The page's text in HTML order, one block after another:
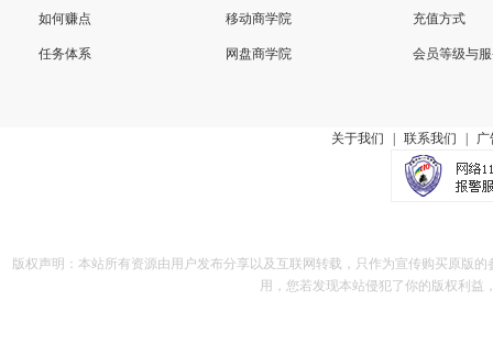
如何赚点
任务体系
移动商学院
网盘商学院
充值方式
会员等级与
关于我们 联系我们 广
版权声明：本站所有资源由用户发布分享以及互联网转载，只作为宣传购买原版
用，您若发现本站侵犯了你的版权利益